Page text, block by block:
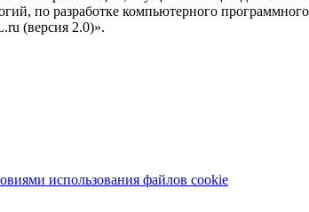
по разработке компьютерного
(версия 2.0)».
использования файлов cookie